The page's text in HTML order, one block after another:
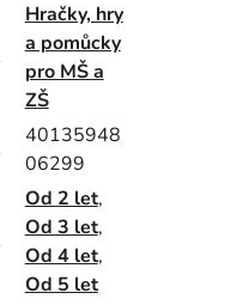
Hračky, hry
a pomůcky
pro MŠ a
ZŠ
40135948
06299
Od 2 let,
Od 3 let,
Od 4 let,
Od 5 let